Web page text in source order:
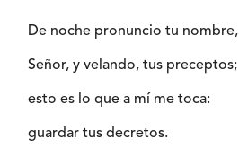
De noche pronuncio tu nombre,
Señor, y velando, tus preceptos;
esto es lo que a mí me toca:
guardar tus decretos.